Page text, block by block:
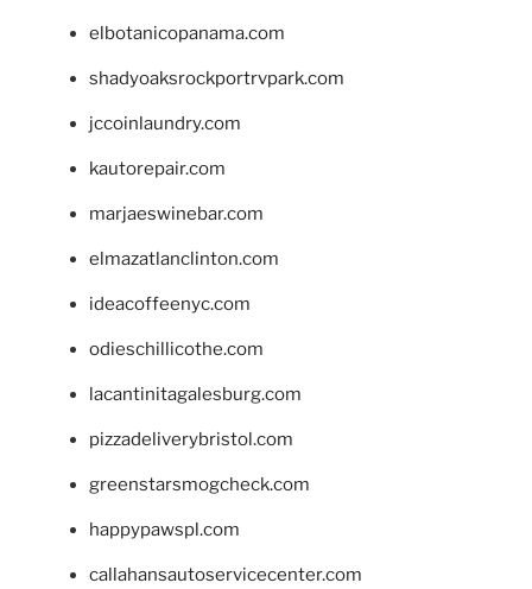
elbotanicopanama.com
shadyoaksrockportrvpark.com
jccoinlaundry.com
kautorepair.com
marjaeswinebar.com
elmazatlanclinton.com
ideacoffeenyc.com
odieschillicothe.com
lacantinitagalesburg.com
pizzadeliverybristol.com
greenstarsmogcheck.com
happypawspl.com
callahansautoservicecenter.com